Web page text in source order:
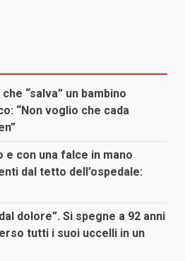
“salva” un bambino
“Non voglio che cada
e con una falce in mano
dal tetto dell’ospedale:
dolore”. Si spegne a 92 anni
tutti i suoi uccelli in un